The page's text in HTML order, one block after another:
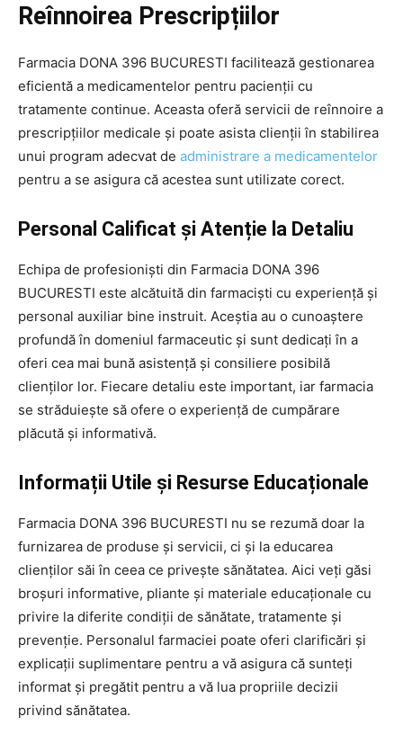
Reînnoirea Prescripțiilor
Farmacia DONA 396 BUCURESTI facilitează gestionarea
eficientă a medicamentelor pentru pacienții cu
tratamente continue. Aceasta oferă servicii de reînnoire a
prescripțiilor medicale și poate asista clienții în stabilirea
unui program adecvat de administrare a medicamentelor
pentru a se asigura că acestea sunt utilizate corect.
Personal Calificat și Atenție la Detaliu
Echipa de profesioniști din Farmacia DONA 396
BUCURESTI este alcătuită din farmaciști cu experiență și
personal auxiliar bine instruit. Aceștia au o cunoaștere
profundă în domeniul farmaceutic și sunt dedicați în a
oferi cea mai bună asistență și consiliere posibilă
clienților lor. Fiecare detaliu este important, iar farmacia
se străduiește să ofere o experiență de cumpărare
plăcută și informativă.
Informații Utile și Resurse Educaționale
Farmacia DONA 396 BUCURESTI nu se rezumă doar la
furnizarea de produse și servicii, ci și la educarea
clienților săi în ceea ce privește sănătatea. Aici veți găsi
broșuri informative, pliante și materiale educaționale cu
privire la diferite condiții de sănătate, tratamente și
prevenție. Personalul farmaciei poate oferi clarificări și
explicații suplimentare pentru a vă asigura că sunteți
informat și pregătit pentru a vă lua propriile decizii
privind sănătatea.